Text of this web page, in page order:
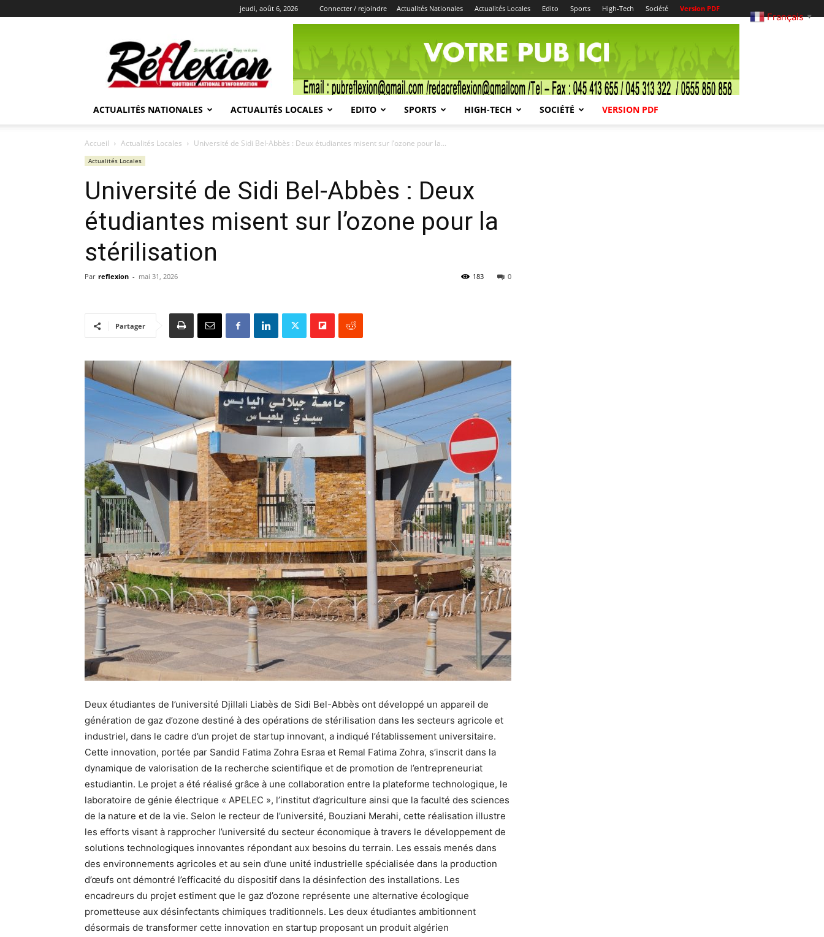
jeudi, août 6, 2026 Connecter / rejoindre Actualités Nationales Actualités Locales Edito Sports High-Tech Société Version PDF
REFLEXION
ACTUALITÉS NATIONALES ACTUALITÉS LOCALES EDITO SPORTS HIGH-TECH SOCIÉTÉ VERSION PDF
Accueil Actualités Locales Université de Sidi Bel-Abbès : Deux étudiantes misent sur l’ozone pour la...
Actualités Locales
Université de Sidi Bel-Abbès : Deux
étudiantes misent sur l’ozone pour la
stérilisation
Par reflexion - mai 31, 2026 0
183
Partager
Deux étudiantes de l’université Djillali Liabès de Sidi Bel-Abbès ont développé un appareil de
génération de gaz d’ozone destiné à des opérations de stérilisation dans les secteurs agricole et
industriel, dans le cadre d’un projet de startup innovant, a indiqué l’établissement universitaire.
Cette innovation, portée par Sandid Fatima Zohra Esraa et Remal Fatima Zohra, s’inscrit dans la
dynamique de valorisation de la recherche scientifique et de promotion de l’entrepreneuriat
estudiantin. Le projet a été réalisé grâce à une collaboration entre la plateforme technologique, le
laboratoire de génie électrique « APELEC », l’institut d’agriculture ainsi que la faculté des sciences
de la nature et de la vie. Selon le recteur de l’université, Bouziani Merahi, cette réalisation illustre
les efforts visant à rapprocher l’université du secteur économique à travers le développement de
solutions technologiques innovantes répondant aux besoins du terrain. Les essais menés dans
des environnements agricoles et au sein d’une unité industrielle spécialisée dans la production
d’œufs ont démontré l’efficacité du dispositif dans la désinfection des installations. Les
encadreurs du projet estiment que le gaz d’ozone représente une alternative écologique
prometteuse aux désinfectants chimiques traditionnels. Les deux étudiantes ambitionnent
désormais de transformer cette innovation en startup proposant un produit algérien
Français ▼